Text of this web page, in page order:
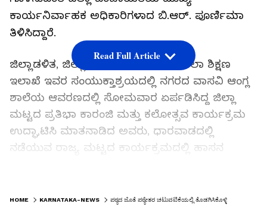
ಕಾರ್ಯನಿರ್ವಾಹಕ ಅಧಿಕಾರಿಗಳಾದ ಬಿ.ಆರ್‌. ಪೂರ್ಣಿಮಾ
ತಿಳಿಸಿದ್ದಾರೆ.
ಜಿಲ್ಲಾಡಳಿತ, ಜಿಲ್ಲಾ ಪಂಚಾಯತ್ ಹಾಗೂ ಶಾಲಾ ಶಿಕ್ಷಣ
ಇಲಾಖೆ ಇವರ ಸಂಯುಕ್ತಾಶ್ರಯದಲ್ಲಿ ನಗರದ ವಾಸವಿ ಆಂಗ್ಲ
ಶಾಲೆಯ ಆವರಣದಲ್ಲಿ ಸೋಮವಾರ ಏರ್ಪಡಿಸಿದ್ದ ಜಿಲ್ಲಾ
ಮಟ್ಟದ ಪ್ರತಿಭಾ ಕಾರಂಜಿ ಮತ್ತು ಕಲೋತ್ಸವ ಕಾರ್ಯಕ್ರಮ
ಉದ್ಘಾಟಿಸಿ ಮಾತನಾಡಿದ ಅವರು, ಧಾರವಾಡದಲ್ಲಿ
ನಡೆಯುವ ರಾಜ್ಯ ಮಟ್ಟದ ಕಾರ್ಯಕ್ರಮದಲ್ಲಿ ಹಾಸನ
ಕೀರ್ತಿ ತರಬೇಕು ಎಂಬುದು ತಮ್ಮ ಆಶಯವಾಗಿದೆ ಎಂದು
Read Full Article
HOME KARNATAKA-NEWS ಪಠ್ಯದ ಜೊತೆ ಪಠ್ಯೇತರ ಚಟುವಟಿಕೆಯಲ್ಲಿ ತೊಡಗಿಸಿಕೊಳ್ಳಿ